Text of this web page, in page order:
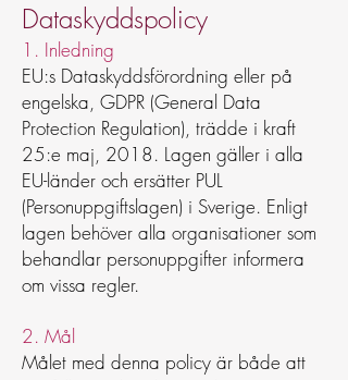
Dataskyddspolicy
1. Inledning
EU:s Dataskyddsförordning eller på
engelska, GDPR (General Data
Protection Regulation), trädde i kraft
25:e maj, 2018. Lagen gäller i alla
EU-länder och ersätter PUL
(Personuppgiftslagen) i Sverige. Enligt
lagen behöver alla organisationer som
behandlar personuppgifter informera
om vissa regler.
2. Mål
Målet med denna policy är både att